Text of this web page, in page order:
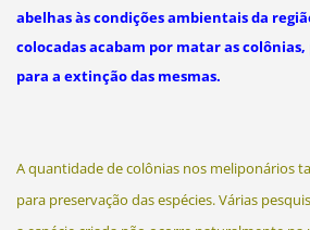
abelhas às condições ambientais da
colocadas acabam por matar as
para a extinção das mesmas.
A quantidade de colônias nos meliponários
para preservação das espécies. Várias